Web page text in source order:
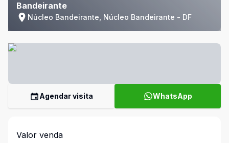
Bandeirante
Núcleo Bandeirante, Núcleo Bandeirante - DF
Agendar visita WhatsApp
Valor venda